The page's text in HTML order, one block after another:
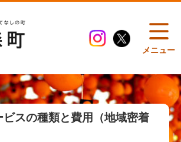
メニュー
スの種類と費用（地域密着